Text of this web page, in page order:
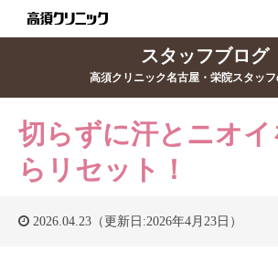
スタッフブログ
高須クリニック名古屋・栄院スタッ
切らずに汗とニオ
らリセット！
2026.04.23（更新日:2026年4月23日）